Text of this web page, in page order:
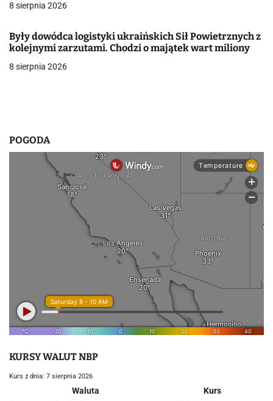
p
i
s
8 sierpnia 2026
Były dowódca logistyki ukraińskich Sił Powietrznych z
kolejnymi zarzutami. Chodzi o majątek wart miliony
8 sierpnia 2026
POGODA
KURSY WALUT NBP
Kurs z dnia: 7 sierpnia 2026
Waluta
Kurs